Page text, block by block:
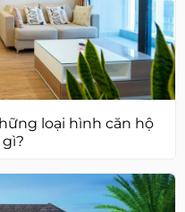
loại hình căn hộ